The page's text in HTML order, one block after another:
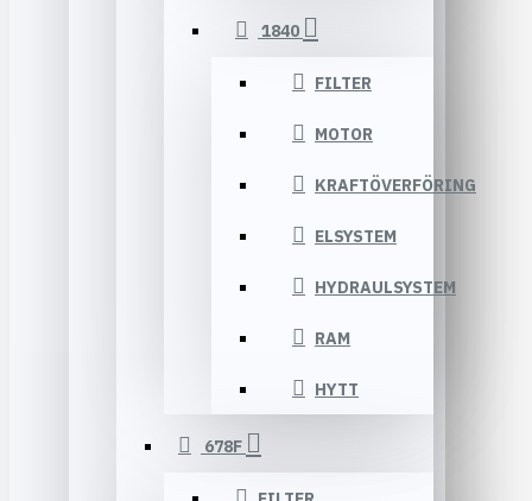
1840
FILTER
MOTOR
KRAFTÖVERFÖRING
ELSYSTEM
HYDRAULSYSTEM
RAM
HYTT
678F